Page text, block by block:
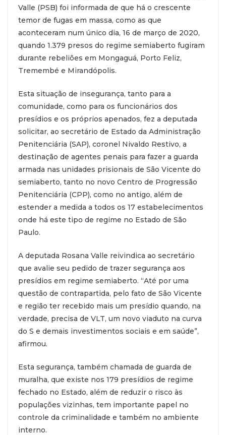
Valle (PSB) foi informada de que há o crescente
temor de fugas em massa, como as que
aconteceram num único dia, 16 de março de 2020,
quando 1.379 presos do regime semiaberto fugiram
durante rebeliões em Mongaguá, Porto Feliz,
Tremembé e Mirandópolis.
Esta situação de insegurança, tanto para a
comunidade, como para os funcionários dos
presídios e os próprios apenados, fez a deputada
solicitar, ao secretário de Estado da Administração
Penitenciária (SAP), coronel Nivaldo Restivo, a
destinação de agentes penais para fazer a guarda
armada nas unidades prisionais de São Vicente do
semiaberto, tanto no novo Centro de Progressão
Penitenciária (CPP), como no antigo, além de
estender a medida a todos os 17 estabelecimentos
onde há este tipo de regime no Estado de São
Paulo.
A deputada Rosana Valle reivindica ao secretário
que avalie seu pedido de trazer segurança aos
presídios em regime semiaberto. “Até por uma
questão de contrapartida, pelo fato de São Vicente
e região ter recebido mais um presídio quando, na
verdade, precisa de VLT, um novo viaduto na curva
do S e demais investimentos sociais e em saúde”,
afirmou.
Esta segurança, também chamada de guarda de
muralha, que existe nos 179 presídios de regime
fechado no Estado, além de reduzir o risco às
populações vizinhas, tem importante papel no
controle da criminalidade e também no ambiente
interno.